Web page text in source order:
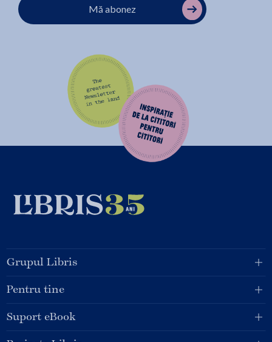
Mă abonez
Grupul Libris
Pentru tine
Suport eBook